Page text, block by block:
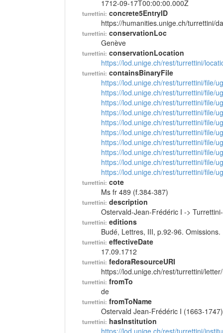
1712-09-17T00:00:00.000Z
turrettini: concrete5EntryID
https://humanities.unige.ch/turrettini/
turrettini: conservationLoc
Genève
turrettini: conservationLocation
https://lod.unige.ch/rest/turrettini/
turrettini: containsBinaryFile
https://lod.unige.ch/rest/turrettini/file/
https://lod.unige.ch/rest/turrettini/file/
https://lod.unige.ch/rest/turrettini/file/
https://lod.unige.ch/rest/turrettini/file/
https://lod.unige.ch/rest/turrettini/file/
https://lod.unige.ch/rest/turrettini/file/
https://lod.unige.ch/rest/turrettini/file/
https://lod.unige.ch/rest/turrettini/file/
https://lod.unige.ch/rest/turrettini/file/
https://lod.unige.ch/rest/turrettini/file/
turrettini: cote
Ms fr 489 (f.384-387)
turrettini: description
Ostervald-Jean-Frédéric I ->
turrettini: editions
Budé, Lettres, III, p.92-96. Omissions.
turrettini: effectiveDate
17.09.1712
turrettini: fedoraResourceURI
https://lod.unige.ch/rest/turrettini/
turrettini: fromTo
de
turrettini: fromToName
Ostervald Jean-Frédéric I (1663-1747)
turrettini: hasInstitution
https://lod.unige.ch/rest/turrettini/